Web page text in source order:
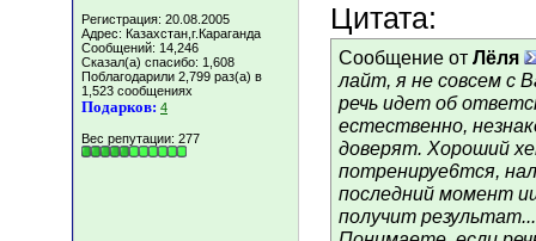
Регистрация: 20.08.2005
Адрес: Казахстан,г.Караганда
Сообщений: 14,246
Сказал(а) спасибо: 1,608
Поблагодарили 2,799 раз(а) в
1,523 сообщениях
Подарков: 4
Вес репутации: 277
Цитата:
Сообщение от Лёля
лайт, я не совсем с
речь идет об
естественно,
доверят. Хороший
потренируе6тся,
последний момент
получит